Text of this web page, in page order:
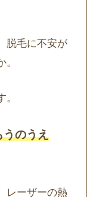
脱毛に不安が
うのうえ
レーザーの熱